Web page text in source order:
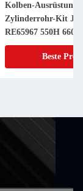
Kolben-Ausrüstung
Zylinderrohr-Kit JDs
RE65967 550H 6603
Powerthch Turbo
Beste